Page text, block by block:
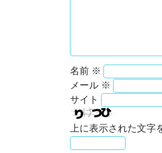
名前 ※
メール ※
サイト
上に表示された文字